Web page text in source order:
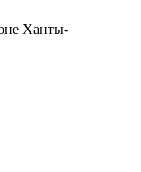
Ханты-